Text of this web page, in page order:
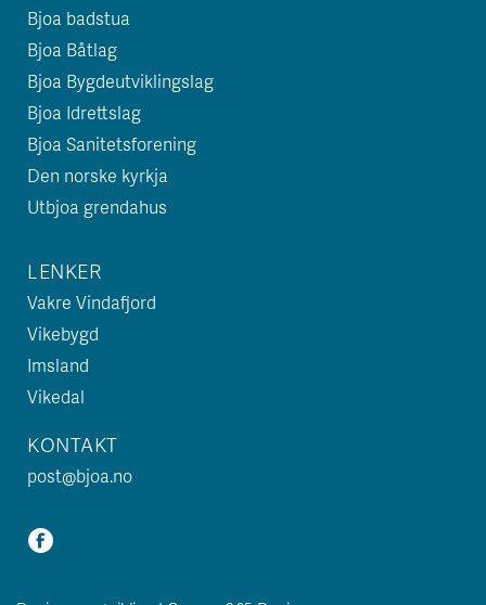
Bjoa badstua
Bjoa Båtlag
Bjoa Bygdeutviklingslag
Bjoa Idrettslag
Bjoa Sanitetsforening
Den norske kyrkja
Utbjoa grendahus
LENKER
Vakre Vindafjord
Vikebygd
Imsland
Vikedal
KONTAKT
post@bjoa.no